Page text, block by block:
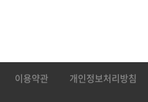
이용약관 개인정보처리방침